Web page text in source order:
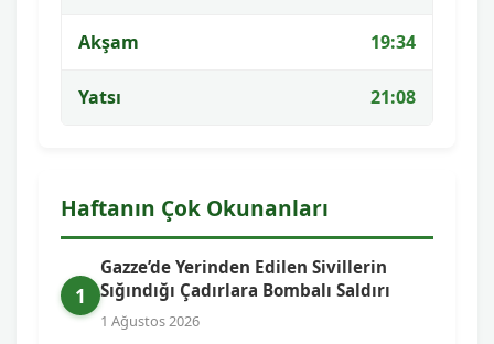
Akşam 19:34
Yatsı 21:08
Haftanın Çok Okunanları
1
Gazze’de Yerinden Edilen Sivillerin
Sığındığı Çadırlara Bombalı Saldırı
1 Ağustos 2026